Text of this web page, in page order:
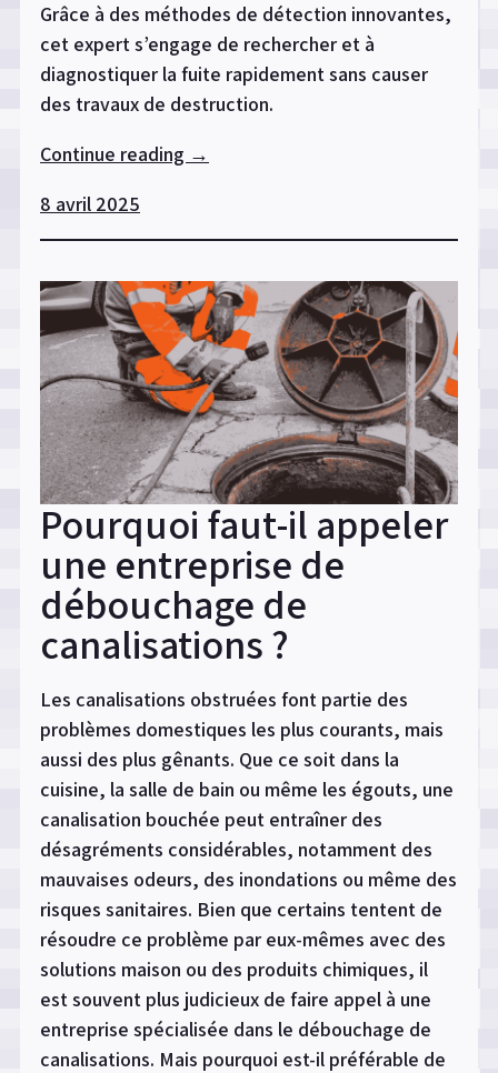
Grâce à des méthodes de détection innovantes,
cet expert s’engage de rechercher et à
diagnostiquer la fuite rapidement sans causer
des travaux de destruction.
Continue reading « Fuite
toit
comment
la
localiser
sans
attendre
? »
→
8 avril 2025
Pourquoi faut-il appeler
une entreprise de
débouchage de
canalisations ?
Les canalisations obstruées font partie des
problèmes domestiques les plus courants, mais
aussi des plus gênants. Que ce soit dans la
cuisine, la salle de bain ou même les égouts, une
canalisation bouchée peut entraîner des
désagréments considérables, notamment des
mauvaises odeurs, des inondations ou même des
risques sanitaires. Bien que certains tentent de
résoudre ce problème par eux-mêmes avec des
solutions maison ou des produits chimiques, il
est souvent plus judicieux de faire appel à une
entreprise spécialisée dans le débouchage de
canalisations. Mais pourquoi est-il préférable de